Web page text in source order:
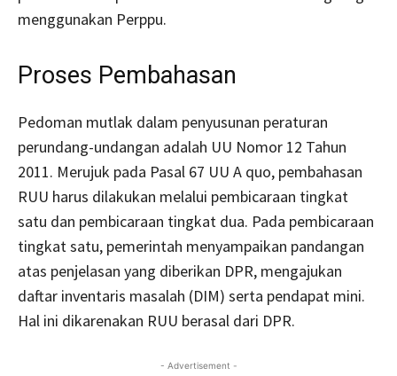
menggunakan Perppu.
Proses Pembahasan
Pedoman mutlak dalam penyusunan peraturan
perundang-undangan adalah UU Nomor 12 Tahun
2011. Merujuk pada Pasal 67 UU A quo, pembahasan
RUU harus dilakukan melalui pembicaraan tingkat
satu dan pembicaraan tingkat dua. Pada pembicaraan
tingkat satu, pemerintah menyampaikan pandangan
atas penjelasan yang diberikan DPR, mengajukan
daftar inventaris masalah (DIM) serta pendapat mini.
Hal ini dikarenakan RUU berasal dari DPR.
- Advertisement -